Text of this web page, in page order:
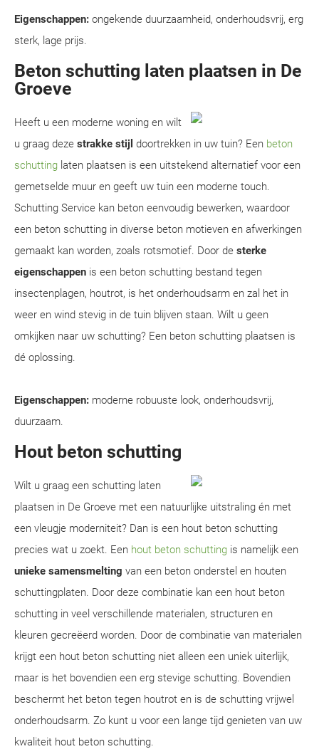
Eigenschappen: ongekende duurzaamheid, onderhoudsvrij, erg
sterk, lage prijs.
Beton schutting laten plaatsen in De
Groeve
Heeft u een moderne woning en wilt
u graag deze strakke stijl doortrekken in uw tuin? Een beton
schutting laten plaatsen is een uitstekend alternatief voor een
gemetselde muur en geeft uw tuin een moderne touch.
Schutting Service kan beton eenvoudig bewerken, waardoor
een beton schutting in diverse beton motieven en afwerkingen
gemaakt kan worden, zoals rotsmotief. Door de sterke
eigenschappen is een beton schutting bestand tegen
insectenplagen, houtrot, is het onderhoudsarm en zal het in
weer en wind stevig in de tuin blijven staan. Wilt u geen
omkijken naar uw schutting? Een beton schutting plaatsen is
dé oplossing.
Eigenschappen: moderne robuuste look, onderhoudsvrij,
duurzaam.
Hout beton schutting
Wilt u graag een schutting laten
plaatsen in De Groeve met een natuurlijke uitstraling én met
een vleugje moderniteit? Dan is een hout beton schutting
precies wat u zoekt. Een hout beton schutting is namelijk een
unieke samensmelting van een beton onderstel en houten
schuttingplaten. Door deze combinatie kan een hout beton
schutting in veel verschillende materialen, structuren en
kleuren gecreëerd worden. Door de combinatie van materialen
krijgt een hout beton schutting niet alleen een uniek uiterlijk,
maar is het bovendien een erg stevige schutting. Bovendien
beschermt het beton tegen houtrot en is de schutting vrijwel
onderhoudsarm. Zo kunt u voor een lange tijd genieten van uw
kwaliteit hout beton schutting.